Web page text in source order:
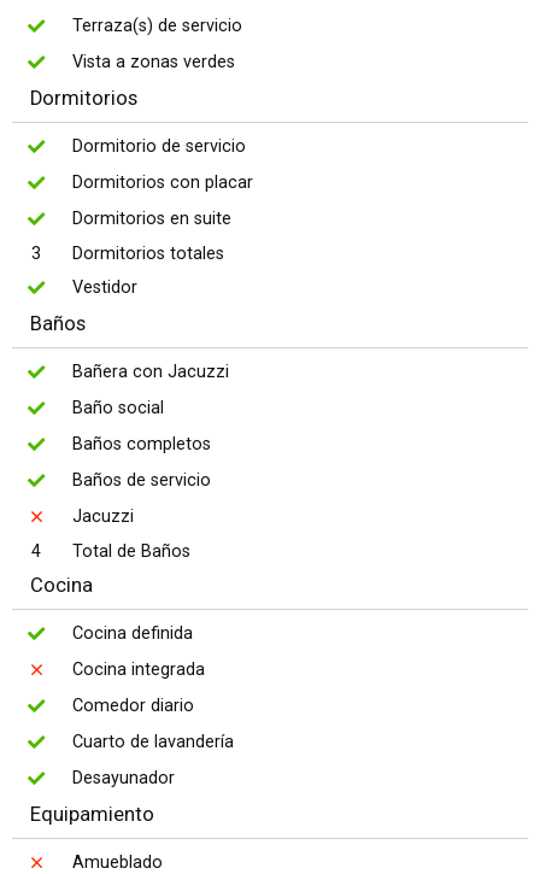
Terraza(s) de servicio
Vista a zonas verdes
Dormitorios
Dormitorio de servicio
Dormitorios con placar
Dormitorios en suite
3
Dormitorios totales
Vestidor
Baños
Bañera con Jacuzzi
Baño social
Baños completos
Baños de servicio
Jacuzzi
4
Total de Baños
Cocina
Cocina definida
Cocina integrada
Comedor diario
Cuarto de lavandería
Desayunador
Equipamiento
Amueblado